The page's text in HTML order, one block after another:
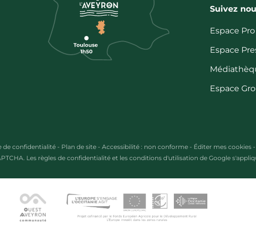
Suivez
Espace Pro
Espace
Espace
de confidentialité - Plan de site - Accessibilité : non conforme - Éditer mes cookies -
Les règles de confidentialitéet les conditions d'utilisation de Google
de confidentialité, en garantissant la conformité avec les